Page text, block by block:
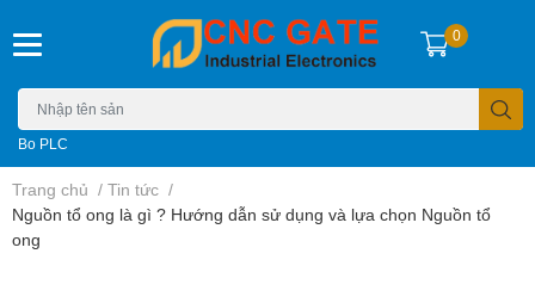
Bo PLC
0
Trang chủ / Tin tức /
Nguồn tổ ong là gì ? Hướng dẫn sử dụng và lựa chọn Nguồn tổ
ong